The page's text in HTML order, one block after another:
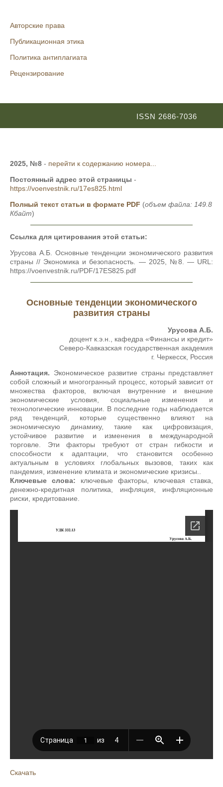
Авторские права
Публикационная этика
Политика антиплагиата
Рецензирование
ISSN 2686-7036
2025, №8 - перейти к содержанию номера...
Постоянный адрес этой страницы -
https://voenvestnik.ru/17es825.html
Полный текст статьи в формате PDF (объем файла: 149.8
Кбайт)
Ссылка для цитирования этой статьи:
Урусова А.Б. Основные тенденции экономического развития
страны // Экономика и безопасность. — 2025, №8. — URL:
https://voenvestnik.ru/PDF/17ES825.pdf
Основные тенденции экономического
развития страны
Урусова А.Б.
доцент к.э.н., кафедра «Финансы и кредит»
Северо-Кавказская государственная академия
г. Черкесск, Россия
Аннотация. Экономическое развитие страны представляет
собой сложный и многогранный процесс, который зависит от
множества факторов, включая внутренние и внешние
экономические условия, социальные изменения и
технологические инновации. В последние годы наблюдается
ряд тенденций, которые существенно влияют на
экономическую динамику, такие как цифровизация,
устойчивое развитие и изменения в международной
торговле. Эти факторы требуют от стран гибкости и
способности к адаптации, что становится особенно
актуальным в условиях глобальных вызовов, таких как
пандемия, изменение климата и экономические кризисы..
Ключевые слова: ключевые факторы, ключевая ставка,
денежно-кредитная политика, инфляция, инфляционные
риски, кредитование.
Скачать